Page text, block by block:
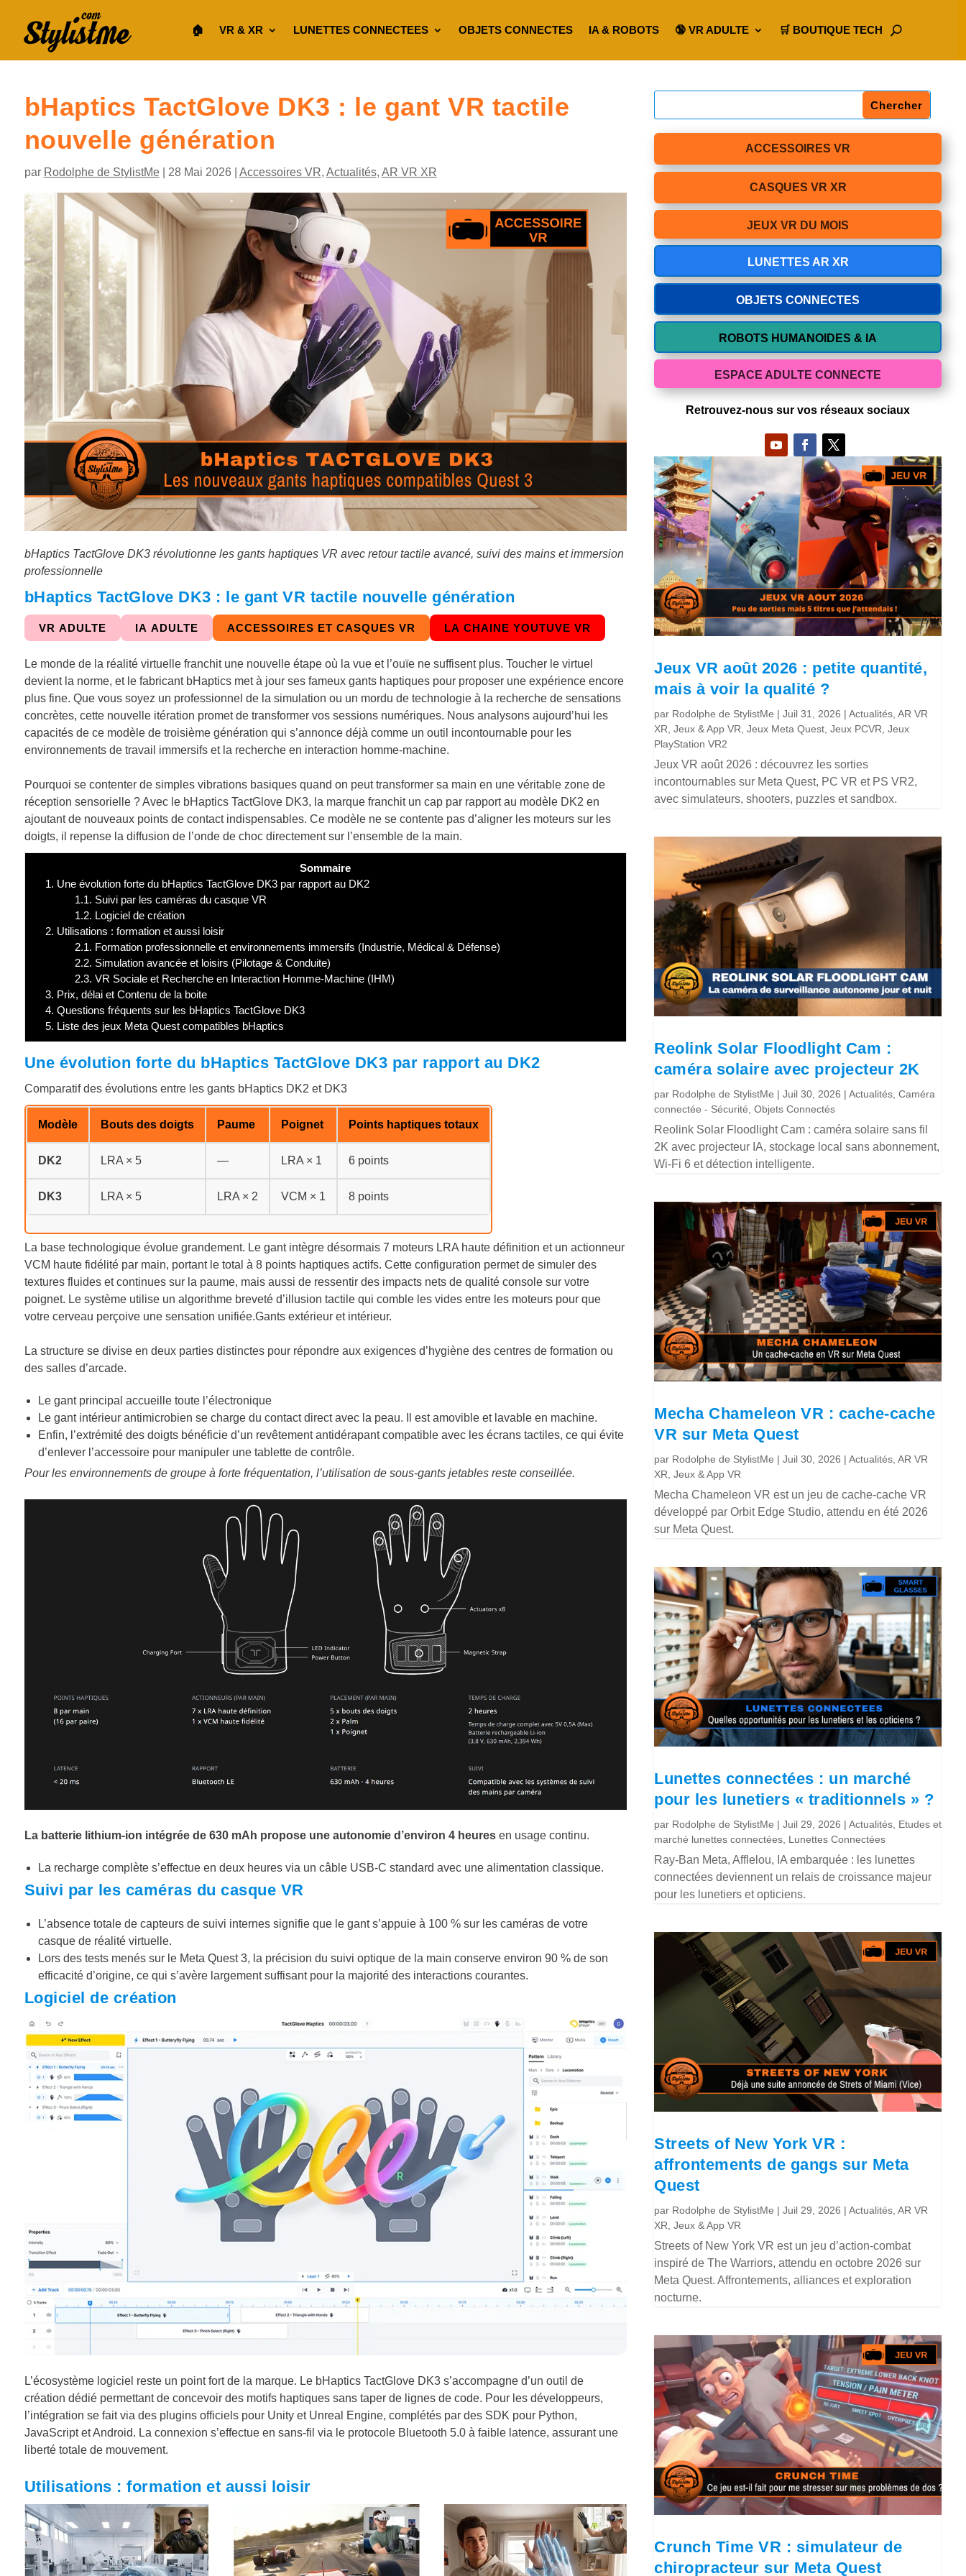
🏠︎ VR & XR LUNETTES CONNECTEES OBJETS CONNECTES IA & ROBOTS 🔞 VR ADULTE 🛒 BOUTIQUE TECH
bHaptics TactGlove DK3 : le gant VR tactile
nouvelle génération
par Rodolphe de StylistMe| 28 Mai 2026 Accessoires VR, Actualités, AR VR XR
bHaptics TactGlove DK3 révolutionne les gants haptiques VR avec retour tactile avancé, suivi des mains et immersion
professionnelle
bHaptics TactGlove DK3 : le gant VR tactile nouvelle génération
VR ADULTE IA ADULTE ACCESSOIRES ET CASQUES VR LA CHAINE YOUTUVE VR
Le monde de la réalité virtuelle franchit une nouvelle étape où la vue et l’ouïe ne suffisent plus. Toucher le virtuel
devient la norme, et le fabricant bHaptics met à jour ses fameux gants haptiques pour proposer une expérience encore
plus fine. Que vous soyez un professionnel de la simulation ou un mordu de technologie à la recherche de sensations
concrètes, cette nouvelle itération promet de transformer vos sessions numériques. Nous analysons aujourd’hui les
capacités de ce modèle de troisième génération qui s’annonce déjà comme un outil incontournable pour les
environnements de travail immersifs et la recherche en interaction homme-machine.
Pourquoi se contenter de simples vibrations basiques quand on peut transformer sa main en une véritable zone de
réception sensorielle ? Avec le bHaptics TactGlove DK3, la marque franchit un cap par rapport au modèle DK2 en
ajoutant de nouveaux points de contact indispensables. Ce modèle ne se contente pas d’aligner les moteurs sur les
doigts, il repense la diffusion de l’onde de choc directement sur l’ensemble de la main.
Sommaire
1. Une évolution forte du bHaptics TactGlove DK3 par rapport au DK2
1.1. Suivi par les caméras du casque VR
1.2. Logiciel de création
2. Utilisations : formation et aussi loisir
2.1. Formation professionnelle et environnements immersifs (Industrie, Médical & Défense)
2.2. Simulation avancée et loisirs (Pilotage & Conduite)
2.3. VR Sociale et Recherche en Interaction Homme-Machine (IHM)
3. Prix, délai et Contenu de la boite
4. Questions fréquents sur les bHaptics TactGlove DK3
5. Liste des jeux Meta Quest compatibles bHaptics
Une évolution forte du bHaptics TactGlove DK3 par rapport au DK2
Comparatif des évolutions entre les gants bHaptics DK2 et DK3
Modèle Bouts des doigts Paume Poignet Points haptiques totaux
DK2 LRA × 5 — LRA × 1 6 points
DK3 LRA × 5 LRA × 2 VCM × 1 8 points
La base technologique évolue grandement. Le gant intègre désormais 7 moteurs LRA haute définition et un actionneur
VCM haute fidélité par main, portant le total à 8 points haptiques actifs. Cette configuration permet de simuler des
textures fluides et continues sur la paume, mais aussi de ressentir des impacts nets de qualité console sur votre
poignet. Le système utilise un algorithme breveté d’illusion tactile qui comble les vides entre les moteurs pour que
votre cerveau perçoive une sensation unifiée.Gants extérieur et intérieur.
La structure se divise en deux parties distinctes pour répondre aux exigences d’hygiène des centres de formation ou
des salles d’arcade.
Le gant principal accueille toute l’électronique
Le gant intérieur antimicrobien se charge du contact direct avec la peau. Il est amovible et lavable en machine.
Enfin, l’extrémité des doigts bénéficie d’un revêtement antidérapant compatible avec les écrans tactiles, ce qui évite
d’enlever l’accessoire pour manipuler une tablette de contrôle.
Pour les environnements de groupe à forte fréquentation, l’utilisation de sous-gants jetables reste conseillée.
La batterie lithium-ion intégrée de 630 mAh propose une autonomie d’environ 4 heuresen usage continu.
La recharge complète s’effectue en deux heures via un câble USB-C standard avec une alimentation classique.
Suivi par les caméras du casque VR
L’absence totale de capteurs de suivi internes signifie que le gant s’appuie à 100 % sur les caméras de votre
casque de réalité virtuelle.
Lors des tests menés sur le Meta Quest 3, la précision du suivi optique de la main conserve environ 90 % de son
efficacité d’origine, ce qui s’avère largement suffisant pour la majorité des interactions courantes.
Logiciel de création
L’écosystème logiciel reste un point fort de la marque. Le bHaptics TactGlove DK3 s’accompagne d’un outil de
création dédié permettant de concevoir des motifs haptiques sans taper de lignes de code. Pour les développeurs,
l’intégration se fait via des plugins officiels pour Unity et Unreal Engine, complétés par des SDK pour Python,
JavaScript et Android. La connexion s’effectue en sans-fil via le protocole Bluetooth 5.0 à faible latence, assurant une
liberté totale de mouvement.
Utilisations : formation et aussi loisir
ACCESSOIRES VR
CASQUES VR XR
JEUX VR DU MOIS
LUNETTES AR XR
OBJETS CONNECTES
ROBOTS HUMANOIDES & IA
ESPACE ADULTE CONNECTE
Retrouvez-nous sur vos réseaux sociaux
Jeux VR août 2026 : petite quantité,
mais à voir la qualité ?
par Rodolphe de StylistMe |Juil 31, 2026 |Actualités ,AR VR
XR ,Jeux & App VR ,Jeux Meta Quest ,Jeux PCVR ,Jeux
PlayStation VR2
Jeux VR août 2026 : découvrez les sorties
incontournables sur Meta Quest, PC VR et PS VR2,
avec simulateurs, shooters, puzzles et sandbox.
Reolink Solar Floodlight Cam :
caméra solaire avec projecteur 2K
par Rodolphe de StylistMe |Juil 30, 2026 |Actualités ,Caméra
connectée - Sécurité ,Objets Connectés
Reolink Solar Floodlight Cam : caméra solaire sans fil
2K avec projecteur IA, stockage local sans abonnement,
Wi-Fi 6 et détection intelligente.
Mecha Chameleon VR : cache-cache
VR sur Meta Quest
par Rodolphe de StylistMe |Juil 30, 2026 |Actualités ,AR VR
XR ,Jeux & App VR
Mecha Chameleon VR est un jeu de cache-cache VR
développé par Orbit Edge Studio, attendu en été 2026
sur Meta Quest.
Lunettes connectées : un marché
pour les lunetiers « traditionnels » ?
par Rodolphe de StylistMe |Juil 29, 2026 |Actualités Etudes et
marché lunettes connectées Lunettes Connectées
Ray-Ban Meta, Afflelou, IA embarquée : les lunettes
connectées deviennent un relais de croissance majeur
pour les lunetiers et opticiens.
Streets of New York VR :
affrontements de gangs sur Meta
Quest
par Rodolphe de StylistMe |Juil 29, 2026 |Actualités ,AR VR
XR ,Jeux & App VR
Streets of New York VR est un jeu d’action-combat
inspiré de The Warriors, attendu en octobre 2026 sur
Meta Quest. Affrontements, alliances et exploration
nocturne.
Crunch Time VR : simulateur de
chiropracteur sur Meta Quest